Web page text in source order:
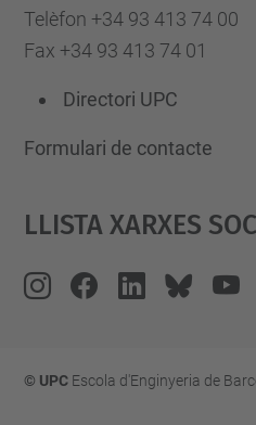
Telèfon +34 93 413 74 00
Fax +34 93 413 74 01
Directori UPC
Formulari de contacte
Llista Xarxes
© UPCEscola d'Enginyeria de